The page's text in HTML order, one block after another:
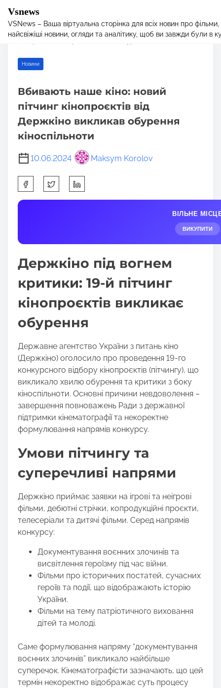
Vsnews
VSNews – Ваша віртуальна сторінка для всіх новин про
найсвіжіші новини, огляди та аналітику, щоб ви завжди були в
Home/Новини / Вбивають наше кіно: новий пітчинг
Новини
Вбивають наше кіно: новий
пітчинг кінопроєктів від
Держкіно викликав обурення
кіноспільноти
10.06.2024 Maksym Korolov
h
a
t
i
p
o
t
n
:
ВІЛЬНЕ
ВИКУПИТИ
Держкіно під вогнем
критики: 19-й пітчинг
кінопроєктів викликає
обурення
Державне агентство України з питань кіно
(Держкіно) оголосило про проведення 19-го
конкурсного відбору кінопроєктів (пітчингу), що
викликало хвилю обурення та критики з боку
кіноспільноти. Основні причини невдоволення –
завершення повноважень Ради з державної
підтримки кінематографії та некоректне
формулювання напрямів конкурсу.
Умови пітчингу та
суперечливі напрями
Держкіно приймає заявки на ігрові та неігрові
фільми, дебютні стрічки, копродукційні проєкти,
телесеріали та дитячі фільми. Серед напрямів
конкурсу:
Документування воєнних злочинів та
висвітлення героїзму під час війни.
Фільми про історичних постатей, сучасних
героїв та події, що відображають історію
України.
Фільми на тему патріотичного виховання
дітей та молоді.
Саме формулювання напряму “документування
воєнних злочинів” викликало найбільше
суперечок. Кінематографісти зазначають, що цей
термін некоректно відображає суть процесу